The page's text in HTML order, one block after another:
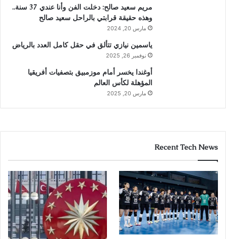
مريم سعيد صالح: دخلت الفن وأنا عندي 37 سنة..
وهذه حقيقة قرابتي بالراحل سعيد صالح
مارس 20, 2024
ياسمين نيازي تتألق في حقل كامل العدد بالرياض
نوفمبر 26, 2025
أوغندا يخسر أمام موزمبيق بتصفيات أفريقيا
المؤهلة لكأس العالم
مارس 20, 2025
Recent Tech News